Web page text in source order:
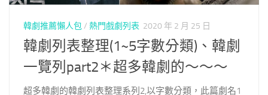
韓劇推薦懶人包/ 熱門戲劇列表 2020 年 2 月 25 日
韓劇列表整理(1~5字數分類)、韓劇
一覽列part2＊超多韓劇的～～～
超多韓劇的韓劇列表整理系列2,以字數分類，此篇劇名1